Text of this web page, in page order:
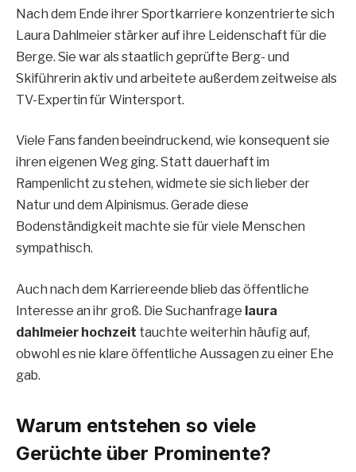
Nach dem Ende ihrer Sportkarriere konzentrierte sich
Laura Dahlmeier stärker auf ihre Leidenschaft für die
Berge. Sie war als staatlich geprüfte Berg- und
Skiführerin aktiv und arbeitete außerdem zeitweise als
TV-Expertin für Wintersport.
Viele Fans fanden beeindruckend, wie konsequent sie
ihren eigenen Weg ging. Statt dauerhaft im
Rampenlicht zu stehen, widmete sie sich lieber der
Natur und dem Alpinismus. Gerade diese
Bodenständigkeit machte sie für viele Menschen
sympathisch.
Auch nach dem Karriereende blieb das öffentliche
Interesse an ihr groß. Die Suchanfrage laura
dahlmeier hochzeit tauchte weiterhin häufig auf,
obwohl es nie klare öffentliche Aussagen zu einer Ehe
gab.
Warum entstehen so viele
Gerüchte über Prominente?